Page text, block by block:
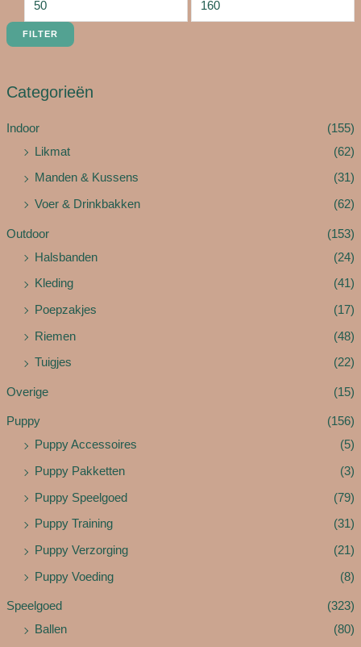
FILTER
Categorieën
Indoor
(155)
Likmat
(62)
Manden & Kussens (31)
Voer & Drinkbakken (62)
Outdoor
(153)
Halsbanden
(24)
Kleding (41)
Poepzakjes (17)
Riemen (48)
Tuigjes (22)
Overige (15)
Puppy
(156)
Puppy Accessoires
(5)
Puppy Pakketten (3)
Puppy Speelgoed (79)
Puppy Training (31)
Puppy Verzorging (21)
Puppy Voeding (8)
Speelgoed
(323)
Ballen
(80)